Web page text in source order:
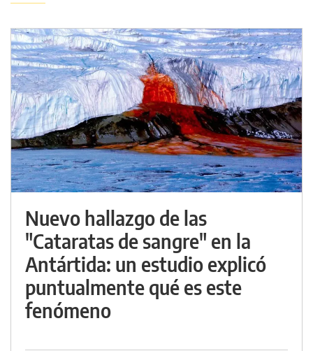
Nuevo hallazgo de las
"Cataratas de sangre" en la
Antártida: un estudio explicó
puntualmente qué es este
fenómeno